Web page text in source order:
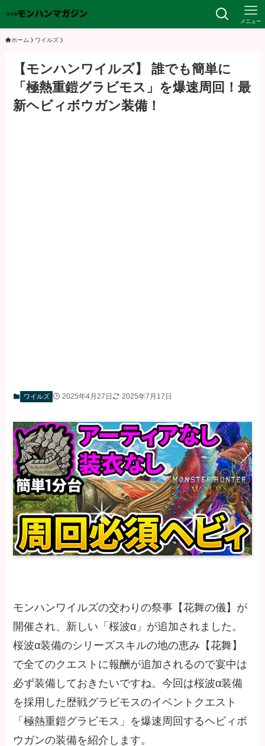
メニュー
ホーム ワイルズ
【モンハンワイルズ】 誰でも簡単に
「極熱重鎧グラビモス」を爆速周回！最
新ヘビィボウガン装備！
ワイルズ 2025年4月27日 2025年7月17日
モンハンワイルズの交わりの祭事【花舞の儀】が
開催され、新しい「桜波α」が追加されました。
桜波α装備のシリーズスキルの地の恵み【花舞】
で全てのクエストに報酬が追加されるので宴中は
必ず装備しておきたいですね。今回は桜波α装備
を採用した歴戦グラビモスのイベントクエスト
「極熱重鎧グラビモス」を爆速周回するヘビィボ
ウガンの装備を紹介します。